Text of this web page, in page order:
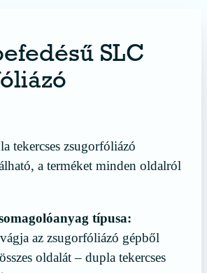
SLC
tekercses zsugorfóliázó
a terméket minden oldalról
típusa:
az zsugorfóliázó gépből
oldalát – dupla tekercses